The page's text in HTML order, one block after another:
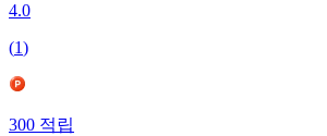
4.0
(1)
300 적립